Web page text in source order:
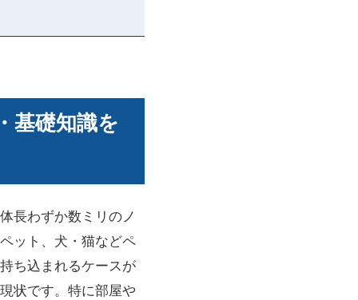
基礎知識を
長わずか数ミリのノ
ット、犬・猫などペ
ち込まれるケースが
状です。特に部屋や